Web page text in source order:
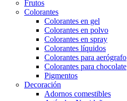
Frutos
Colorantes
Colorantes en gel
Colorantes en polvo
Colorantes en spray
Colorantes líquidos
Colorantes para aerógrafo
Colorantes para chocolate
Pigmentos
Decoración
Adornos comestibles